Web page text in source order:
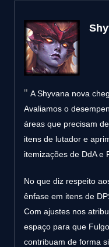
A Shyvana nova
Avaliamos o
áreas que precisam
itens de lutador e
itemizações de DdA e
No que diz respeito
ênfase em itens de
Com ajustes nos
espaço para que
contribuam de forma